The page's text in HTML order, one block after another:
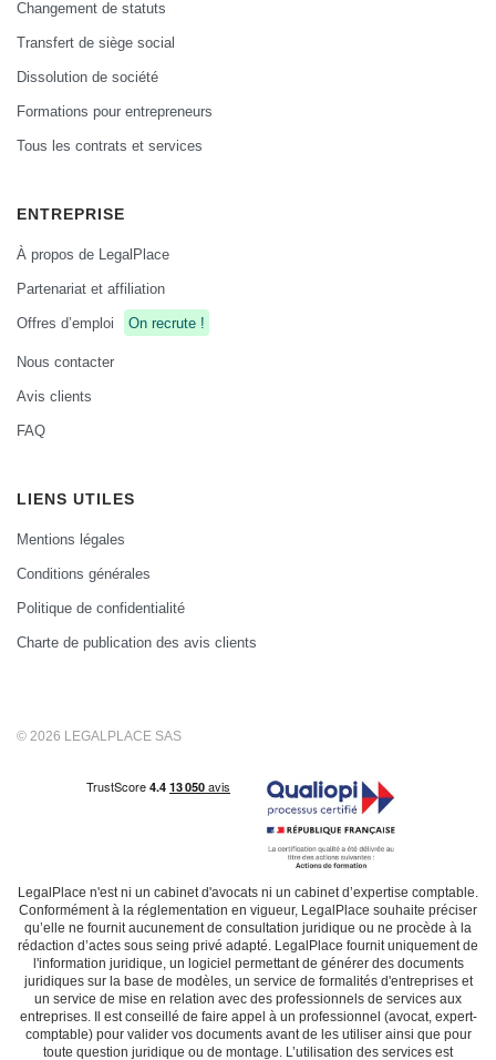
Changement de statuts
Transfert de siège social
Dissolution de société
Formations pour entrepreneurs
Tous les contrats et services
ENTREPRISE
À propos de LegalPlace
Partenariat et affiliation
Offres d’emploi
On recrute !
Nous contacter
Avis clients
FAQ
LIENS UTILES
Mentions légales
Conditions générales
Politique de confidentialité
Charte de publication des avis clients
© 2026 LEGALPLACE SAS
LegalPlace n'est ni un cabinet d'avocats ni un cabinet d’expertise comptable.
Conformément à la réglementation en vigueur, LegalPlace souhaite préciser
qu’elle ne fournit aucunement de consultation juridique ou ne procède à la
rédaction d’actes sous seing privé adapté. LegalPlace fournit uniquement de
l'information juridique, un logiciel permettant de générer des documents
juridiques sur la base de modèles, un service de formalités d'entreprises et
un service de mise en relation avec des professionnels de services aux
entreprises. Il est conseillé de faire appel à un professionnel (avocat, expert-
comptable) pour valider vos documents avant de les utiliser ainsi que pour
toute question juridique ou de montage. L’utilisation des services est